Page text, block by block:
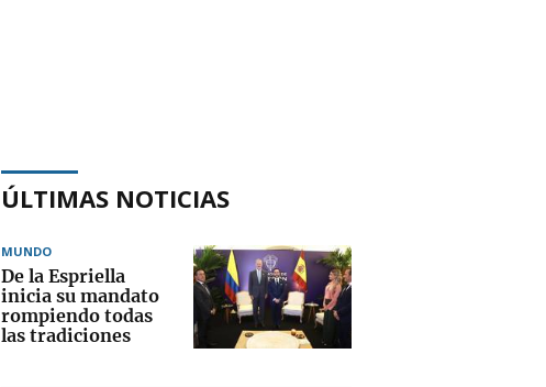
ÚLTIMAS NOTICIAS
MUNDO
De la Espriella
inicia su mandato
rompiendo todas
las tradiciones